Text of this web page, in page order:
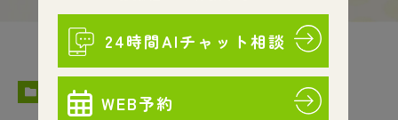
HOME ブログ 歯科コラム 風邪のときの口の中
COLUMN